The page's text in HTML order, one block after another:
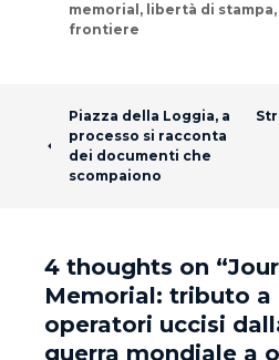
memorial , libertà di stampa,
frontiere
Post
Piazza della Loggia, a
processo si racconta
dei documenti che
scompaiono
4 thoughts on “
Memorial: tributo a
operatori uccisi
guerra mondiale a